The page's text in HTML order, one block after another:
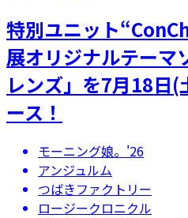
特別ユニット
展オリジナルテーマ
レンズ」を7月18日(
ース！
モーニング娘。'26
アンジュルム
つばきファクトリー
ロージークロニクル